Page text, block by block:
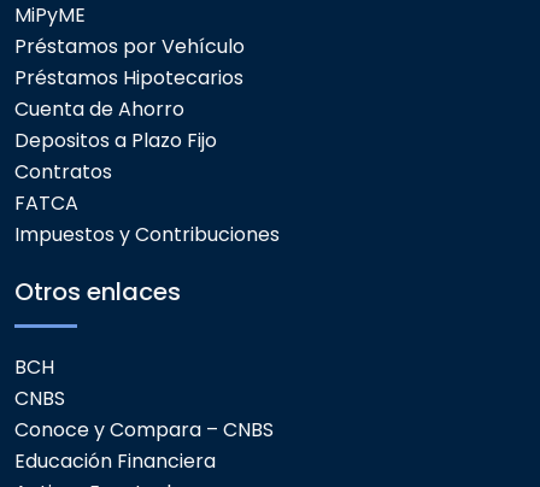
MiPyME
Préstamos por Vehículo
Préstamos Hipotecarios
Cuenta de Ahorro
Depositos a Plazo Fijo
Contratos
FATCA
Impuestos y Contribuciones
Otros enlaces
BCH
CNBS
Conoce y Compara – CNBS
Educación Financiera